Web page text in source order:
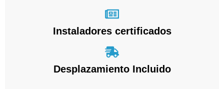
Instaladores certificados
Desplazamiento Incluido